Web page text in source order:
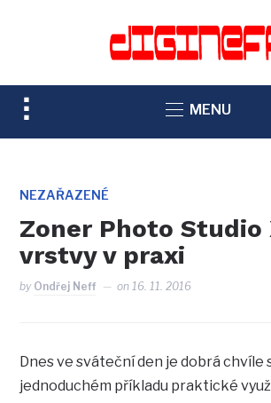
TOGGLE
SIDEBAR
NAVIGATION
MENU
NEZAŘAZENÉ
Zoner Photo Studio
vrstvy v praxi
by Ondřej Neff on16. 11. 2016
Dnes ve sváteční den je dobrá chvíle
jednoduchém příkladu praktické